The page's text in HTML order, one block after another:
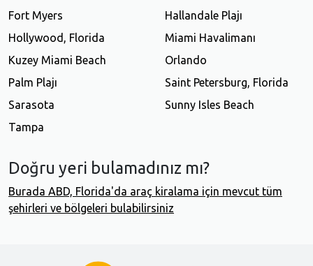
Fort Myers
Hallandale Plajı
Hollywood, Florida
Miami Havalimanı
Kuzey Miami Beach
Orlando
Palm Plajı
Saint Petersburg, Florida
Sarasota
Sunny Isles Beach
Tampa
Doğru yeri bulamadınız mı?
Burada ABD, Florida'da araç kiralama için mevcut tüm
şehirleri ve bölgeleri bulabilirsiniz